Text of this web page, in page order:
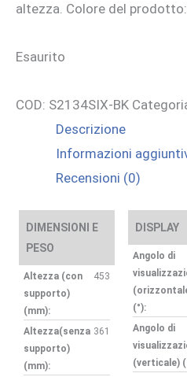
altezza. Colore del
Esaurito
COD: S2134SIX-BK
Descrizione
Informazioni
Recensioni (0)
DIMENSIONI E
PESO
Altezza (con
supporto)
(mm):
453
Altezza(senza
supporto)
(mm):
361
DISPLAY
Angolo di
(°):
Angolo di
(verticale)